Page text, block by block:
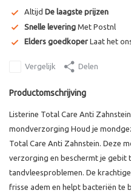
Altijd De laagste prijzen
Snelle levering Met Postnl
Elders goedkoper Laat het
Vergelijk Delen
Productomschrijving
Listerine Total Care Anti
mondverzorging Houd je
Total Care Anti Zahnstein. Deze
verzorging en beschermt je gebit
tandvleesproblemen. De
frisse adem en helpt bacteriën te